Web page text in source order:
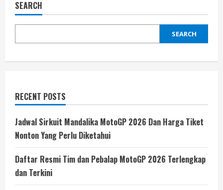
Jadwal
SEARCH
SEARCH
RECENT POSTS
Jadwal Sirkuit Mandalika MotoGP 2026 Dan Harga Tiket
Nonton Yang Perlu Diketahui
Daftar Resmi Tim dan Pebalap MotoGP 2026 Terlengkap
dan Terkini